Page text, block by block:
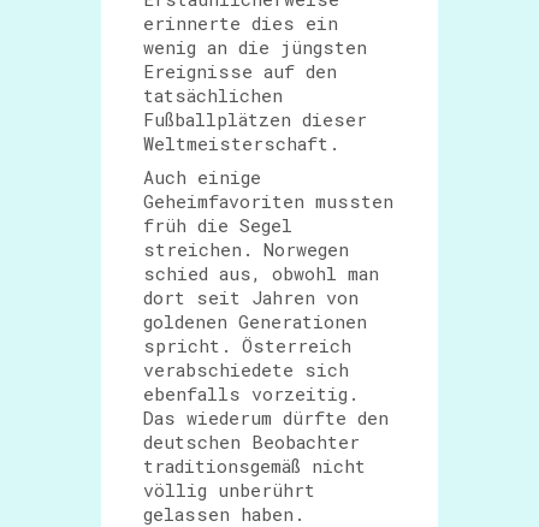
erinnerte dies ein
wenig an die jüngsten
Ereignisse auf den
tatsächlichen
Fußballplätzen dieser
Weltmeisterschaft.
Auch einige
Geheimfavoriten mussten
früh die Segel
streichen. Norwegen
schied aus, obwohl man
dort seit Jahren von
goldenen Generationen
spricht. Österreich
verabschiedete sich
ebenfalls vorzeitig.
Das wiederum dürfte den
deutschen Beobachter
traditionsgemäß nicht
völlig unberührt
gelassen haben.